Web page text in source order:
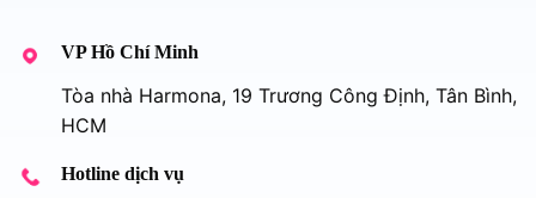
VP Hồ Chí Minh
Tòa nhà Harmona, 19 Trương Công Định, Tân Bình,
HCM
Hotline dịch vụ